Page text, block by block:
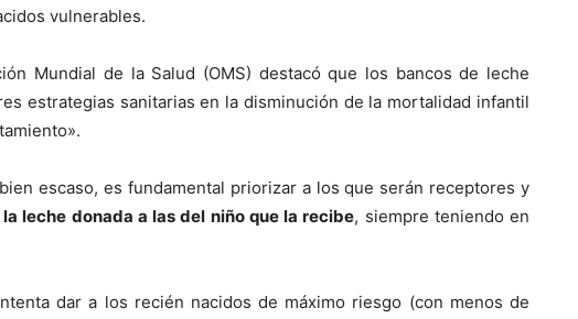
vulnerables.
Mundial de la Salud (OMS) destacó que los bancos de leche
estrategias sanitarias en la disminución de la mortalidad infantil
escaso, es fundamental priorizar a los que serán receptores y
leche donada a las del niño que la recibe, siempre teniendo en
dar a los recién nacidos de máximo riesgo (con menos de